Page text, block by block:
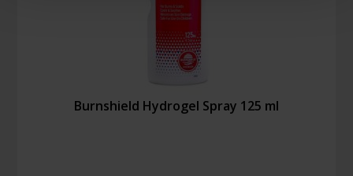
Burnshield Hydrogel Spray 125 ml